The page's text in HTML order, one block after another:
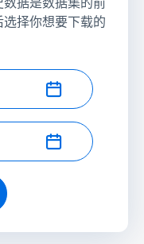
择你想要下载的